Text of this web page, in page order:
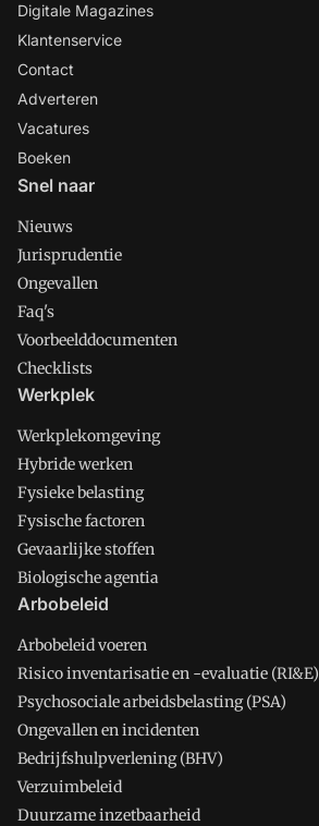
Digitale Magazines
Klantenservice
Contact
Adverteren
Vacatures
Boeken
Snel naar
Nieuws
Jurisprudentie
Ongevallen
Faq's
Voorbeelddocumenten
Checklists
Werkplek
Werkplekomgeving
Hybride werken
Fysieke belasting
Fysische factoren
Gevaarlijke stoffen
Biologische agentia
Arbobeleid
Arbobeleid voeren
Risico inventarisatie en -evaluatie (RI&E)
Psychosociale arbeidsbelasting (PSA)
Ongevallen en incidenten
Bedrijfshulpverlening (BHV)
Verzuimbeleid
Duurzame inzetbaarheid